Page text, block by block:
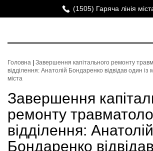
(1505) Гаряча лінія
Головна
Завершення капітального ремонту
відділення: Анатолій Бондаренко відвідав один із
міста
Завершення
ремонту
відділення: Анатолій
Бондаренко